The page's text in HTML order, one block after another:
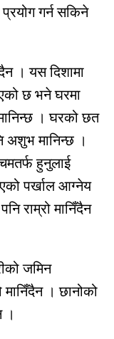
गर्न सकिने
। यस दिशामा
छ भने घरमा
। घरको छत
अशुभ मानिन्छ ।
हुनुलाई
पर्खाल आग्नेय
राम्रो मानिँदैन
जमिन
मानिँदैन । छानोको
।